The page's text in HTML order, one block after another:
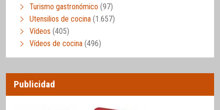
Turismo gastronómico (97)
Utensilios de cocina (1.657)
Vídeos (405)
Vídeos de cocina (496)
Publicidad